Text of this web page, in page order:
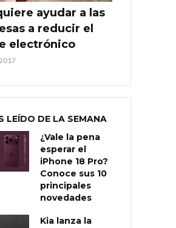
ayudar a las
a reducir el
electrónico
LEÍDO DE LA SEMANA
¿Vale la pena
esperar el
iPhone 18 Pro?
Conoce sus 10
principales
novedades
Kia lanza la